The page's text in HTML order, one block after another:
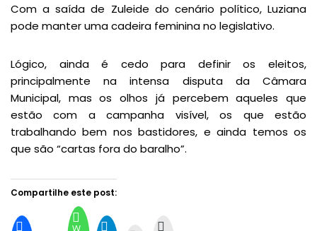
Com a saída de Zuleide do cenário político, Luziana
pode manter uma cadeira feminina no legislativo.
Lógico, ainda é cedo para definir os eleitos,
principalmente na intensa disputa da Câmara
Municipal, mas os olhos já percebem aqueles que
estão com a campanha visível, os que estão
trabalhando bem nos bastidores, e ainda temos os
que são “cartas fora do baralho”.
Compartilhe este post:
W